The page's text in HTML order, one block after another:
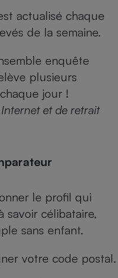
actualisé chaque
de la semaine.
enquête
plusieurs
jour !
et de retrait
le profil qui
savoir célibataire,
sans enfant.
votre code postal.